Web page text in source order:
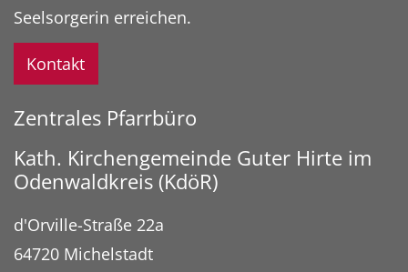
Seelsorgerin erreichen.
Kontakt
Zentrales Pfarrbüro
Kath. Kirchengemeinde Guter Hirte im
Odenwaldkreis (KdöR)
d'Orville-Straße 22a
64720 Michelstadt